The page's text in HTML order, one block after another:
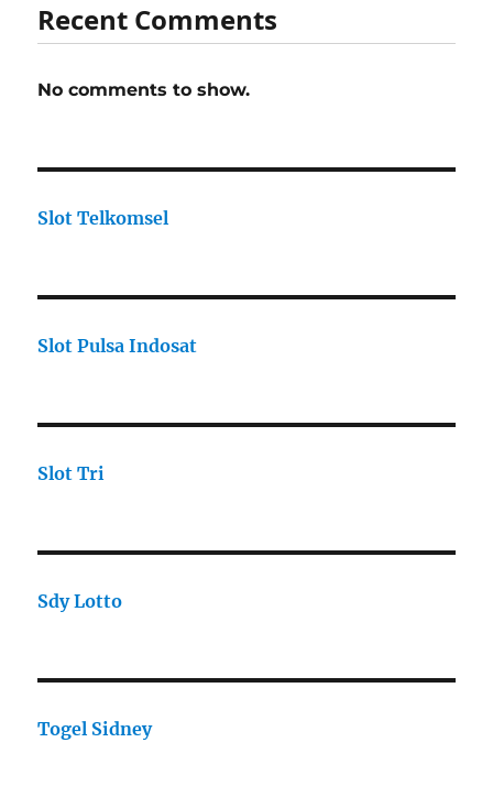
Recent Comments
No comments to show.
Slot Telkomsel
Slot Pulsa Indosat
Slot Tri
Sdy Lotto
Togel Sidney